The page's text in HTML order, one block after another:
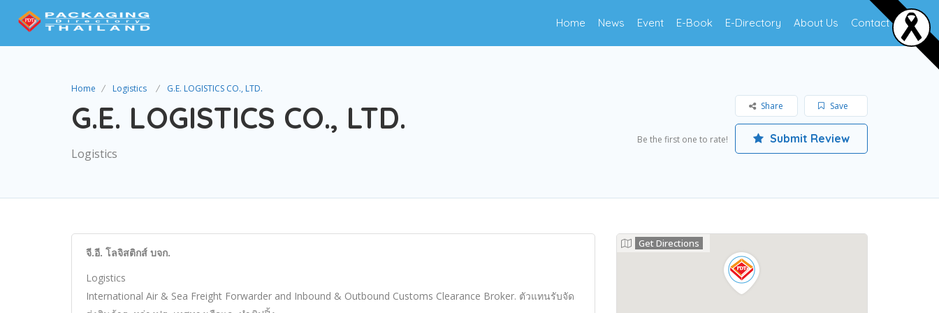
Home News Event E-Book E-Directory About Us Contact Us
Home Logistics G.E. LOGISTICS CO., LTD.
G.E. LOGISTICS CO., LTD.
Logistics
Save
Share
Be the first one to rate! Submit Review
จี.อี. โลจิสติกส์ บจก.
Logistics
International Air & Sea Freight Forwarder and Inbound & Outbound Customs Clearance Broker. ตัวแทนรับจัด
Get Directions